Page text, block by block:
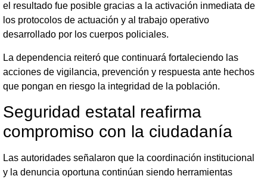
el resultado fue posible gracias a la activación inmediata de
los protocolos de actuación y al trabajo operativo
desarrollado por los cuerpos policiales.
La dependencia reiteró que continuará fortaleciendo las
acciones de vigilancia, prevención y respuesta ante hechos
que pongan en riesgo la integridad de la población.
Seguridad estatal reafirma
compromiso con la ciudadanía
Las autoridades señalaron que la coordinación institucional
y la denuncia oportuna continúan siendo herramientas